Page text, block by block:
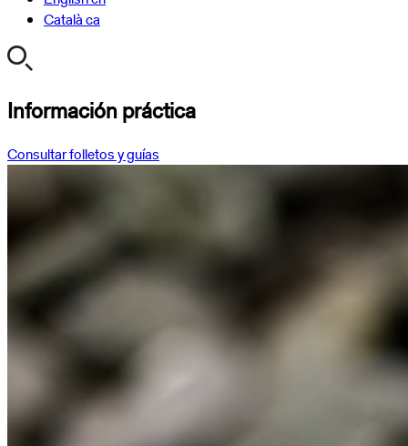
Catalàca
Información práctica
Consultar folletos y guías